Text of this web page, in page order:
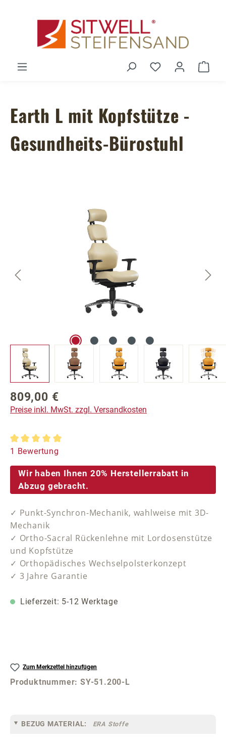
Du hast 0
Earth L mit Kopfstütze -
Gesundheits-Bürostuhl
Bildergalerie überspringen
Regulärer Preis:
809,00 €
Preise inkl. MwSt. zzgl. Versandkosten
Durchschnittliche Bewertung von 5 von 5 Sternen
1 Bewertung
Wir haben Ihnen 20% Herstellerrabatt in
Abzug gebracht.
✓ Punkt-Synchron-Mechanik, wahlweise mit 3D-
Mechanik
✓ Ortho-Sacral Rückenlehne mit Lordosenstütze
und Kopfstütze
✓ Orthopädisches Wechselpolsterkonzept
✓ 3 Jahre Garantie
Lieferzeit: 5-12 Werktage
Zum Merkzettel hinzufügen
Produktnummer:SY-51.200-L
BEZUG MATERIAL: ERA Stoffe